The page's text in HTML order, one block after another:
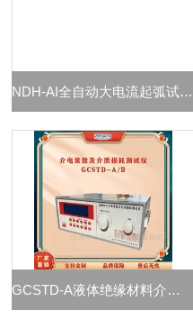
NDH-AI全自动大电流起弧试验仪试验机
GCSTD-A液体绝缘材料介电常数测试仪